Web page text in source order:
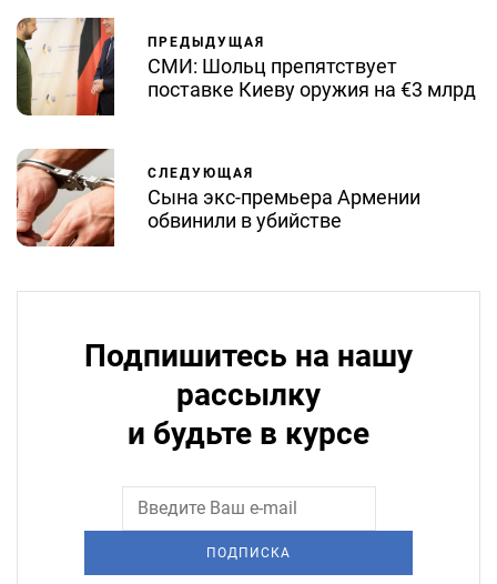
ПРЕДЫДУЩАЯ
СМИ: Шольц препятствует
поставке Киеву оружия на €3 млрд
СЛЕДУЮЩАЯ
Сына экс-премьера Армении
обвинили в убийстве
Подпишитесь на нашу
рассылку
и будьте в курсе
ПОДПИСКА